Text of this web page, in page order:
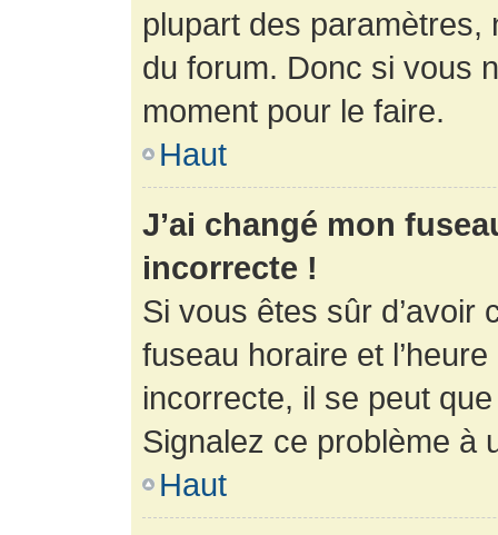
plupart des paramètres,
du forum. Donc si vous
moment pour le faire.
Haut
J’ai changé mon
incorrecte !
Si vous êtes sûr d’avoir
fuseau horaire et
incorrecte, il se peut
Signalez ce problème à
Haut